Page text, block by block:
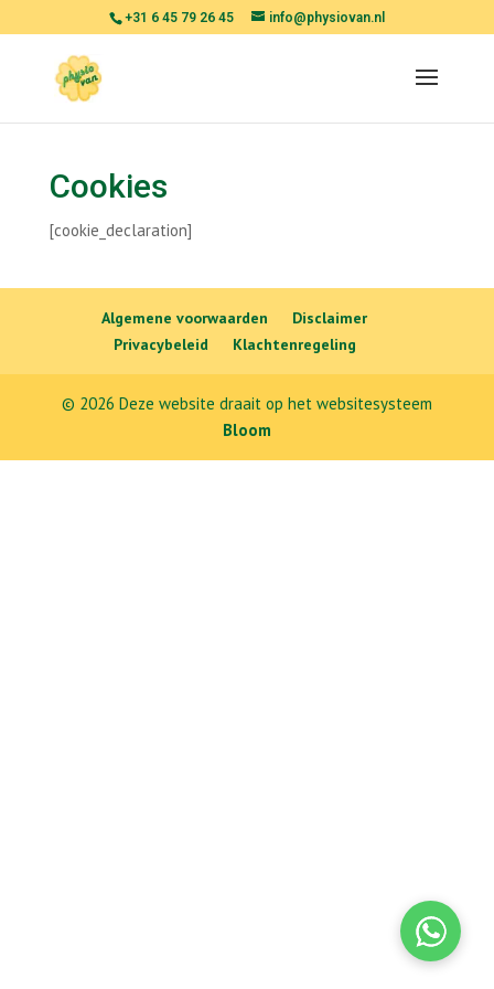
+31 6 45 79 26 45 info@physiovan.nl
Cookies
[cookie_declaration]
Algemene voorwaarden
Disclaimer
Privacybeleid
Klachtenregeling
© 2026 Deze website draait op het websitesysteem
Bloom